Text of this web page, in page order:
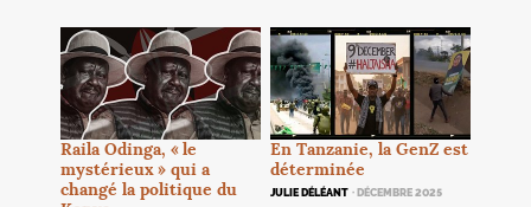
Raila Odinga, «le
mystérieux» qui a
changé la politique du
En Tanzanie, la GenZ est
déterminée
JULIE DÉLÉANT · DÉCEMBRE 2025